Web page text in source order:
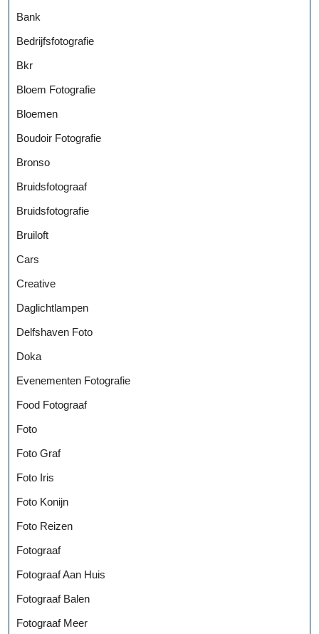
Bank
Bedrijfsfotografie
Bkr
Bloem Fotografie
Bloemen
Boudoir Fotografie
Bronso
Bruidsfotograaf
Bruidsfotografie
Bruiloft
Cars
Creative
Daglichtlampen
Delfshaven Foto
Doka
Evenementen Fotografie
Food Fotograaf
Foto
Foto Graf
Foto Iris
Foto Konijn
Foto Reizen
Fotograaf
Fotograaf Aan Huis
Fotograaf Balen
Fotograaf Meer